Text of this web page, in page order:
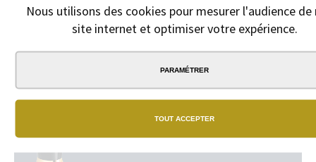
Nous utilisons des cookies pour mesurer l'audience
site internet et optimiser votre expérience.
PARAMÉTRER
TOUT ACCEPTER
vrai